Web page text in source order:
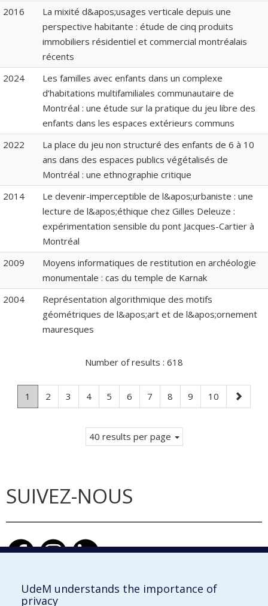
2016
La mixité d&apos;usages verticale depuis une
perspective habitante : étude de cinq produits
immobiliers résidentiel et commercial montréalais
récents
2024
Les familles avec enfants dans un complexe
d’habitations multifamiliales communautaire de
Montréal : une étude sur la pratique du jeu libre des
enfants dans les espaces extérieurs communs
2022
La place du jeu non structuré des enfants de 6 à 10
ans dans des espaces publics végétalisés de
Montréal : une ethnographie critique
2014
Le devenir-imperceptible de l&apos;urbaniste : une
lecture de l&apos;éthique chez Gilles Deleuze :
expérimentation sensible du pont Jacques-Cartier à
Montréal
2009
Moyens informatiques de restitution en archéologie
monumentale : cas du temple de Karnak
2004
Représentation algorithmique des motifs
géométriques de l&apos;art et de l&apos;ornement
mauresques
Number of results : 618
Page
1
Current
Page
2 Page
3 Page
4 Page
5 Page
6 Page
7 Page
8 Page
9 Page
10
Next
page
40 results per page
SUIVEZ-NOUS
UdeM understands the importance of
privacy